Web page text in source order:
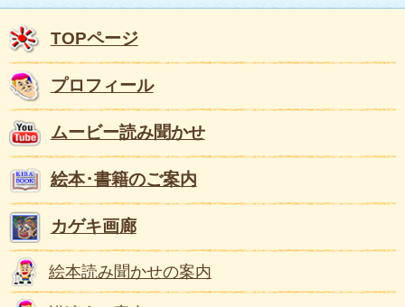
TOPページ
プロフィール
ムービー読み聞かせ
絵本･書籍のご案内
カゲキ画廊
絵本読み聞かせの案内